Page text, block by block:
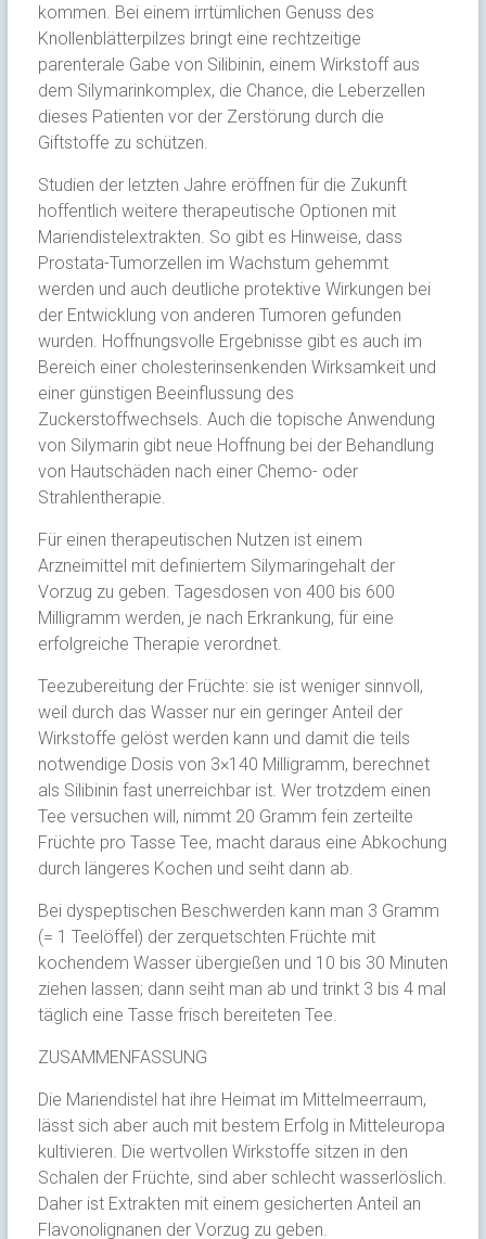
kommen. Bei einem irrtümlichen Genuss des
Knollenblätterpilzes bringt eine rechtzeitige
parenterale Gabe von Silibinin, einem Wirkstoff aus
dem Silymarinkomplex, die Chance, die Leberzellen
dieses Patienten vor der Zerstörung durch die
Giftstoffe zu schützen.
Studien der letzten Jahre eröffnen für die Zukunft
hoffentlich weitere therapeutische Optionen mit
Mariendistelextrakten. So gibt es Hinweise, dass
Prostata-Tumorzellen im Wachstum gehemmt
werden und auch deutliche protektive Wirkungen bei
der Entwicklung von anderen Tumoren gefunden
wurden. Hoffnungsvolle Ergebnisse gibt es auch im
Bereich einer cholesterinsenkenden Wirksamkeit und
einer günstigen Beeinflussung des
Zuckerstoffwechsels. Auch die topische Anwendung
von Silymarin gibt neue Hoffnung bei der Behandlung
von Hautschäden nach einer Chemo- oder
Strahlentherapie.
Für einen therapeutischen Nutzen ist einem
Arzneimittel mit definiertem Silymaringehalt der
Vorzug zu geben. Tagesdosen von 400 bis 600
Milligramm werden, je nach Erkrankung, für eine
erfolgreiche Therapie verordnet.
Teezubereitung der Früchte: sie ist weniger sinnvoll,
weil durch das Wasser nur ein geringer Anteil der
Wirkstoffe gelöst werden kann und damit die teils
notwendige Dosis von 3×140 Milligramm, berechnet
als Silibinin fast unerreichbar ist. Wer trotzdem einen
Tee versuchen will, nimmt 20 Gramm fein zerteilte
Früchte pro Tasse Tee, macht daraus eine Abkochung
durch längeres Kochen und seiht dann ab.
Bei dyspeptischen Beschwerden kann man 3 Gramm
(= 1 Teelöffel) der zerquetschten Früchte mit
kochendem Wasser übergießen und 10 bis 30 Minuten
ziehen lassen; dann seiht man ab und trinkt 3 bis 4 mal
täglich eine Tasse frisch bereiteten Tee.
ZUSAMMENFASSUNG
Die Mariendistel hat ihre Heimat im Mittelmeerraum,
lässt sich aber auch mit bestem Erfolg in Mitteleuropa
kultivieren. Die wertvollen Wirkstoffe sitzen in den
Schalen der Früchte, sind aber schlecht wasserlöslich.
Daher ist Extrakten mit einem gesicherten Anteil an
Flavonolignanen der Vorzug zu geben.